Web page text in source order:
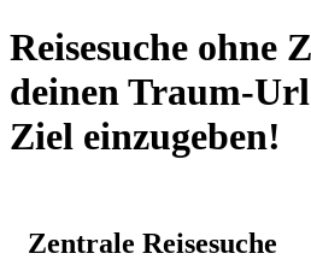
Reisesuche ohne
deinen Traum-
Ziel einzugeben!
Zentrale Reisesuche